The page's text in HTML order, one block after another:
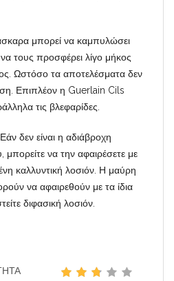
μπορεί να καμπυλώσει
τους προσφέρει λίγο μήκος
Ωστόσο τα αποτελέσματα δεν
Επιπλέον η Guerlain Cils
τις βλεφαρίδες.
δεν είναι η αδιάβροχη
μπορείτε να την αφαιρέσετε με
καλλυντική λοσιόν. Η μαύρη
να αφαιρεθούν με τα ίδια
διφασική λοσιόν.